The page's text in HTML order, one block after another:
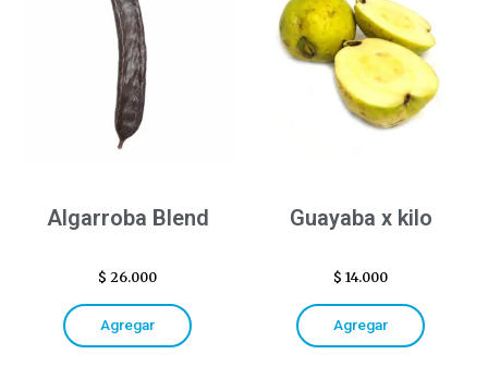
Algarroba Blend
$ 26.000
Agregar
Guayaba x kilo
$ 14.000
Agregar